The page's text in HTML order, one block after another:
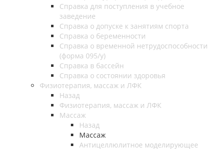
Справка для поступления в учебное
заведение
Справка о допуске к занятиям спорта
Справка о беременности
Справка о временной нетрудоспособности
(форма 095/у)
Справка в бассейн
Справка о состоянии здоровья
Физиотерапия, массаж и ЛФК
Назад
Физиотерапия, массаж и ЛФК
Массаж
Назад
Массаж
Антицеллюлитное моделирующее